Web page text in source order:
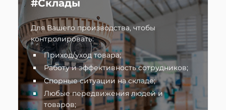
#Склады
Для Вашего производства, чтобы
контролировать:
Приход/уход товара;
Работу и эффективность сотрудников;
Спорные ситуации на складе;
Любые передвижения людей и
товаров;